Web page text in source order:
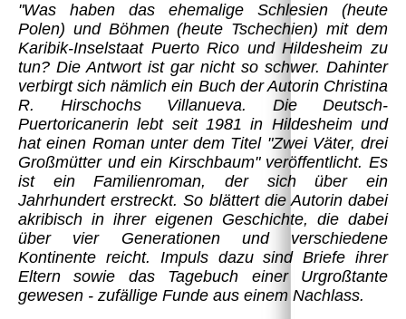
"Was haben das ehemalige Schlesien (heute
Polen) und Böhmen (heute Tschechien) mit dem
Karibik-Inselstaat Puerto Rico und Hildesheim zu
tun? Die Antwort ist gar nicht so schwer. Dahinter
verbirgt sich nämlich ein Buch der Autorin Christina
R. Hirschochs Villanueva. Die Deutsch-
Puertoricanerin lebt seit 1981 in Hildesheim und
hat einen Roman unter dem Titel "Zwei Väter, drei
Großmütter und ein Kirschbaum" veröffentlicht. Es
ist ein Familienroman, der sich über ein
Jahrhundert erstreckt. So blättert die Autorin dabei
akribisch in ihrer eigenen Geschichte, die dabei
über vier Generationen und verschiedene
Kontinente reicht. Impuls dazu sind Briefe ihrer
Eltern sowie das Tagebuch einer Urgroßtante
gewesen - zufällige Funde aus einem Nachlass.